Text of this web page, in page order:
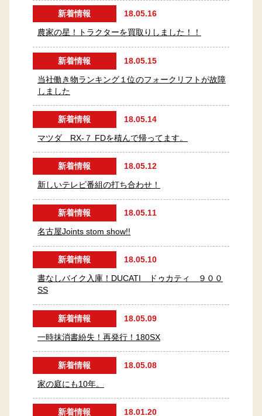
新着情報 18.05.16
農家の星！トラクターを買取りしました！！
新着情報 18.05.15
当社働き物ランキング１位のフォークリフトが故障
しました
新着情報 18.05.14
マツダ RX-７ FDを積んで帰ってます。
新着情報 18.05.12
新しいテレビ番組の打ち合わせ！
新着情報 18.05.11
名古屋Joints stom show!!
新着情報 18.05.10
書なしバイク入庫！DUCATI ドゥカティ ９００
SS
新着情報 18.05.09
一時抹消書紛失！再発行！180SX
新着情報 18.05.08
家の庭にも10年。
新着情報 18.01.20